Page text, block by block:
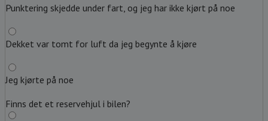
Punktering skjedde under fart, og jeg har ikke kjørt på noe
Dekket var tomt for luft da jeg begynte å kjøre
Jeg kjørte på noe
Finns det et reservehjul i bilen?